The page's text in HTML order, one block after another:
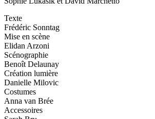
Texte
Frédéric Sonntag
Mise en scène
Elidan Arzoni
Scénographie
Benoît Delaunay
Création lumière
Danielle Milovic
Costumes
Anna van Brée
Accessoires